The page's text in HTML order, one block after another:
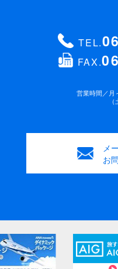
TEL.
FAX.
営業時間／月
メ
お